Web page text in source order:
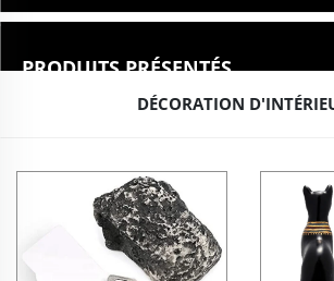
PRODUITS PRÉSENTÉS
DÉCORATION